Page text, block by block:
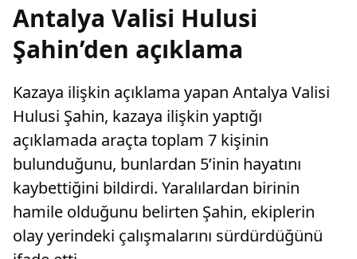
Antalya Valisi Hulusi
Şahin’den açıklama
Kazaya ilişkin açıklama yapan Antalya Valisi
Hulusi Şahin, kazaya ilişkin yaptığı
açıklamada araçta toplam 7 kişinin
bulunduğunu, bunlardan 5’inin hayatını
kaybettiğini bildirdi. Yaralılardan birinin
hamile olduğunu belirten Şahin, ekiplerin
olay yerindeki çalışmalarını sürdürdüğünü